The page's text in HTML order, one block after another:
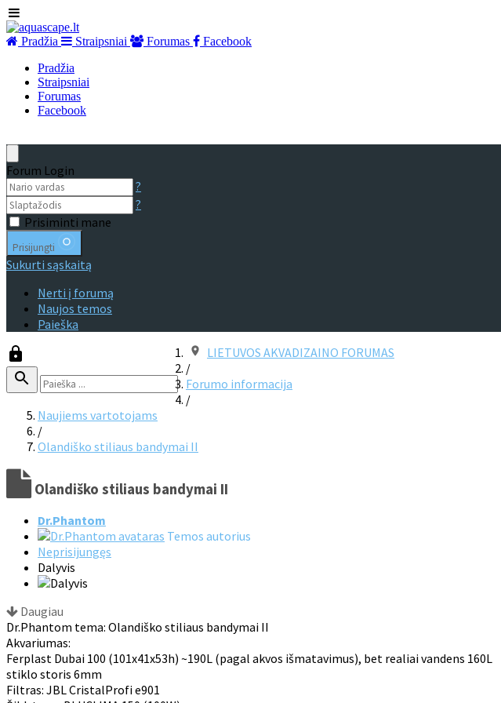
Pradžia Straipsniai Forumas
Facebook
Pradžia
Straipsniai
Forumas
Facebook
Forum Login
?
?
Prisiminti mane
Prisijungti
Sukurti sąskaitą
Nerti į forumą
Naujos temos
Paieška
LIETUVOS AKVADIZAINO FORUMAS
/
Forumo informacija
/
Naujiems vartotojams
/
Olandiško stiliaus bandymai II
Olandiško stiliaus bandymai II
Dr.Phantom
Temos autorius
Neprisijungęs
Dalyvis
Daugiau
Dr.Phantom tema: Olandiško stiliaus bandymai II
Akvariumas:
Ferplast Dubai 100 (101x41x53h) ~190L (pagal akvos išmatavimus), bet realiai vandens 160L
stiklo storis 6mm
Filtras: JBL CristalProfi e901